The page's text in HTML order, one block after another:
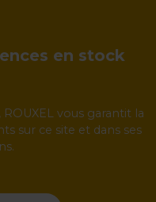
en stock
vous garantit la
sur ce site et dans ses